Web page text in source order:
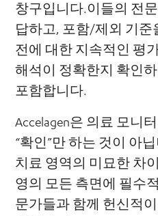
창구입니다.이들의 전
답하고, 포함/제외 기준
전에 대한 지속적인 평
해석이 정확한지 확인
포함합니다.
Accelagen은 의료 모니
“확인”만 하는 것이 아
치료 영역의 미묘한 차
영의 모든 측면에 필수
문가들과 함께 헌신적